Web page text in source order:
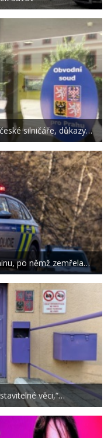
silničáře, důkazy…
po němž zemřela…
věci,“…